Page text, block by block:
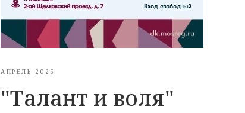
АПРЕЛЬ 2026
"Талант и воля"